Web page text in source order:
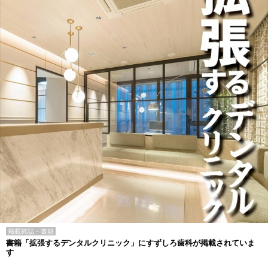
掲載雑誌・書籍
書籍「拡張するデンタルクリニック」にすずしろ歯科が掲載されていま
す